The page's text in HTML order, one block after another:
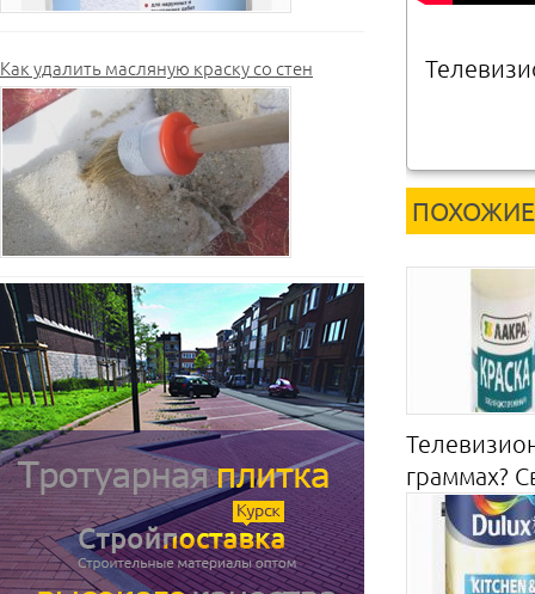
Как удалить масляную краску со стен
граммах?